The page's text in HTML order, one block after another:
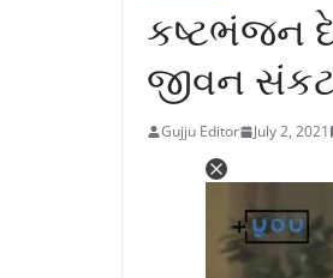
કષ્ટભંજન
જીવન
Gujju Editor July 2, 2021